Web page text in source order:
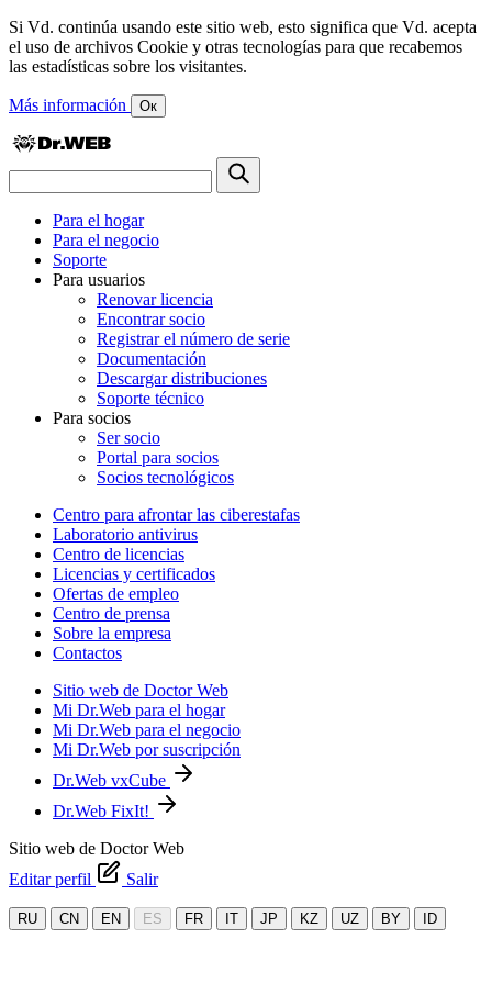
Si Vd. continúa usando este sitio web, esto significa que Vd. acepta
el uso de archivos Cookie y otras tecnologías para que recabemos
las estadísticas sobre los visitantes.
Más información Ок
Para el hogar
Para el negocio
Soporte
Para usuarios
Renovar licencia
Encontrar socio
Registrar el número de serie
Documentación
Descargar distribuciones
Soporte técnico
Para socios
Ser socio
Portal para socios
Socios tecnológicos
Centro para afrontar las ciberestafas
Laboratorio antivirus
Centro de licencias
Licencias y certificados
Ofertas de empleo
Centro de prensa
Sobre la empresa
Contactos
Sitio web de Doctor Web
Mi Dr.Web para el hogar
Mi Dr.Web para el negocio
Mi Dr.Web por suscripción
Dr.Web vxCube
Dr.Web FixIt!
Sitio web de Doctor Web
Editar perfil
Salir
RU CN EN ES FR IT JP KZ UZ BY ID